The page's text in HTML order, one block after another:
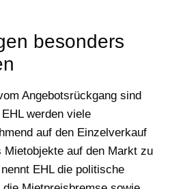
besonders
Angebotsrückgang sind
werden viele
auf den Einzelverkauf
auf den Markt zu
EHL die politische